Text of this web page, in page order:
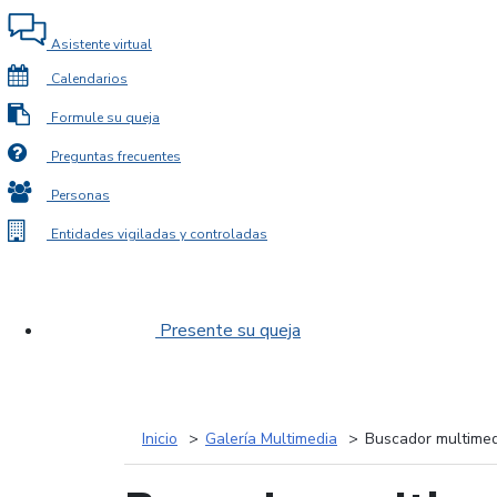
Asistente virtual
Calendarios
Formule su queja
Preguntas frecuentes
Personas
Entidades vigiladas y controladas
Presente su queja
Inicio Galería Multimedia Buscador